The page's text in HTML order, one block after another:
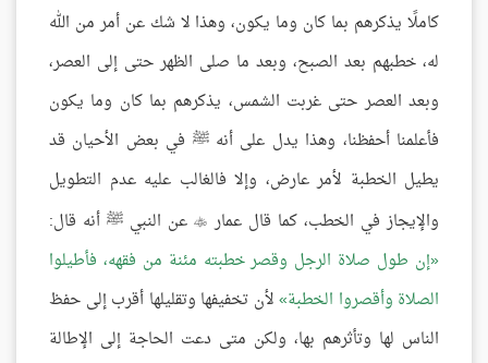
كاملًا يذكرهم بما كان وما يكون، وهذا لا شك عن أمر من الله
له، خطبهم بعد الصبح، وبعد ما صلى الظهر حتى إلى العصر،
وبعد العصر حتى غربت الشمس، يذكرهم بما كان وما يكون
فأعلمنا أحفظنا، وهذا يدل على أنه ﷺ في بعض الأحيان قد
يطيل الخطبة لأمر عارض، وإلا فالغالب عليه عدم التطويل
والإيجاز في الخطب، كما قال عمار عن النبي ﷺ أنه قال:
إن طول صلاة الرجل وقصر خطبته مئنة من فقهه، فأطيلوا
الصلاة وأقصروا الخطبة لأن تخفيفها وتقليلها أقرب إلى حفظ
الناس لها وتأثرهم بها، ولكن متى دعت الحاجة إلى الإطالة